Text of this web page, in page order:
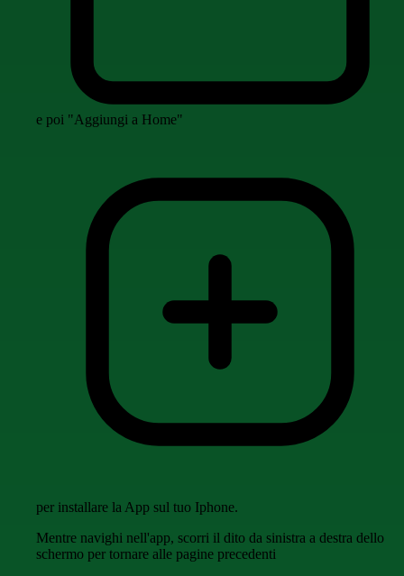
e poi "Aggiungi a Home"
per installare la App sul tuo Iphone.
Mentre navighi nell'app, scorri il dito da sinistra a destra dello
schermo per tornare alle pagine precedenti